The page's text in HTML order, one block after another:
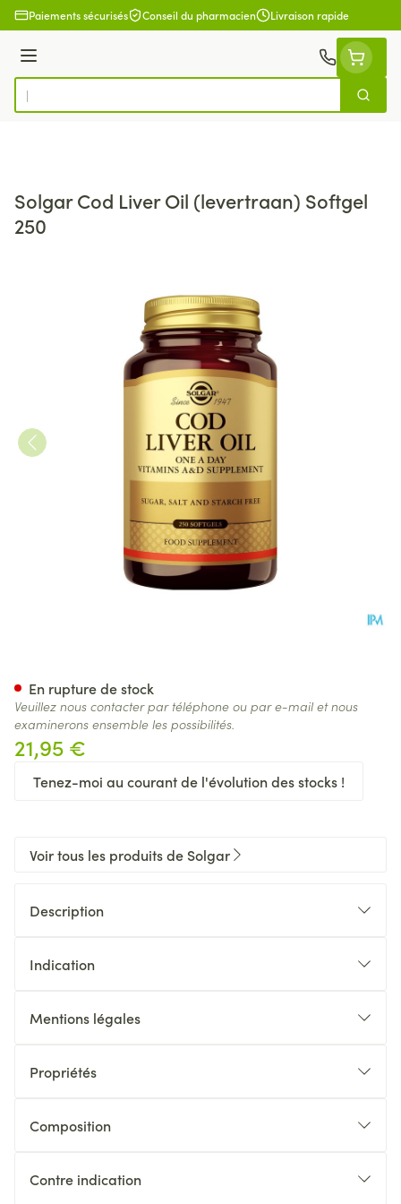
Aller au contenu
Paiements sécurisés Conseil du pharmacien Livraison rapide
Menu
Rechercher
Solgar Cod Liver Oil (levertraan) Softgel
250
21,95 €
Tenez-moi au courant de l'évolution des stocks !
En rupture de stock
Veuillez nous contacter par téléphone ou par e-mail et nous
examinerons ensemble les possibilités.
Voir tous les produits de Solgar
Description
Indication
Mentions légales
Propriétés
Composition
Contre indication